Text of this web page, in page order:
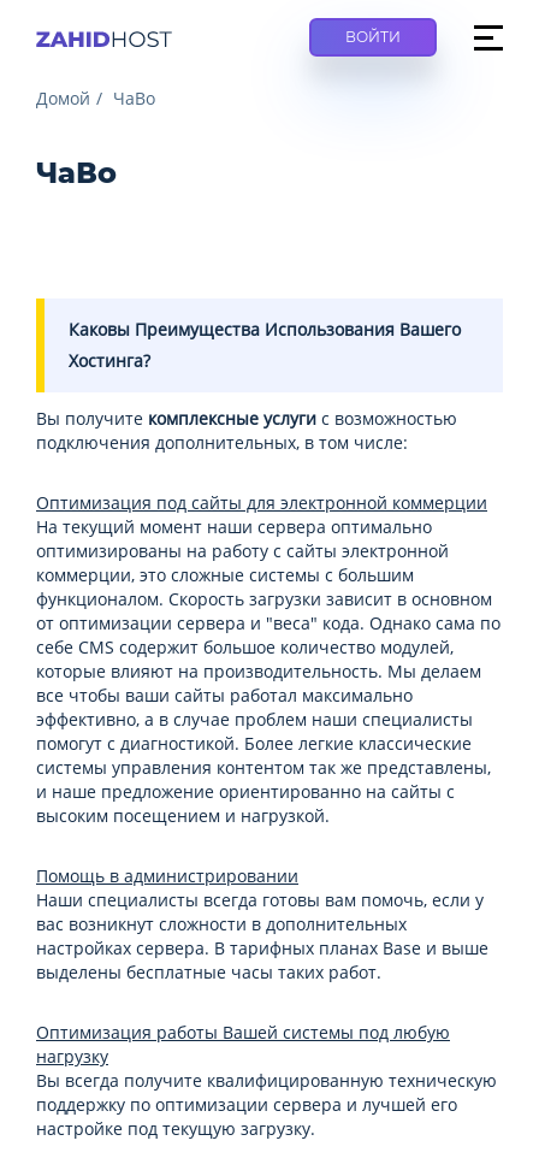
ВОЙТИ
Домой ЧаВо
ЧаВо
Каковы Преимущества Использования Вашего
Хостинга?
Вы получите комплексные услуги с возможностью
подключения дополнительных, в том числе:
Оптимизация под сайты для электронной коммерции
На текущий момент наши сервера оптимально
оптимизированы на работу с сайты электронной
коммерции, это сложные системы с большим
функционалом. Скорость загрузки зависит в основном
от оптимизации сервера и "веса" кода. Однако сама по
себе CMS содержит большое количество модулей,
которые влияют на производительность. Мы делаем
все чтобы ваши сайты работал максимально
эффективно, а в случае проблем наши специалисты
помогут с диагностикой. Более легкие классические
системы управления контентом так же представлены,
и наше предложение ориентированно на сайты с
высоким посещением и нагрузкой.
Помощь в администрировании
Наши специалисты всегда готовы вам помочь, если у
вас возникнут сложности в дополнительных
настройках сервера. В тарифных планах Base и выше
выделены бесплатные часы таких работ.
Оптимизация работы Вашей системы под любую
нагрузку
Вы всегда получите квалифицированную техническую
поддержку по оптимизации сервера и лучшей его
настройке под текущую загрузку.